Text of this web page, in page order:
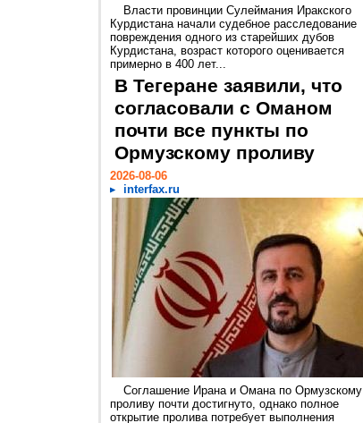
Власти провинции Сулеймания Иракского
Курдистана начали судебное расследование
повреждения одного из старейших дубов
Курдистана, возраст которого оценивается
примерно в 400 лет...
В Тегеране заявили, что
согласовали с Оманом
почти все пункты по
Ормузскому проливу
2026-08-06
interfax.ru
Соглашение Ирана и Омана по Ормузскому
проливу почти достигнуто, однако полное
открытие пролива потребует выполнения